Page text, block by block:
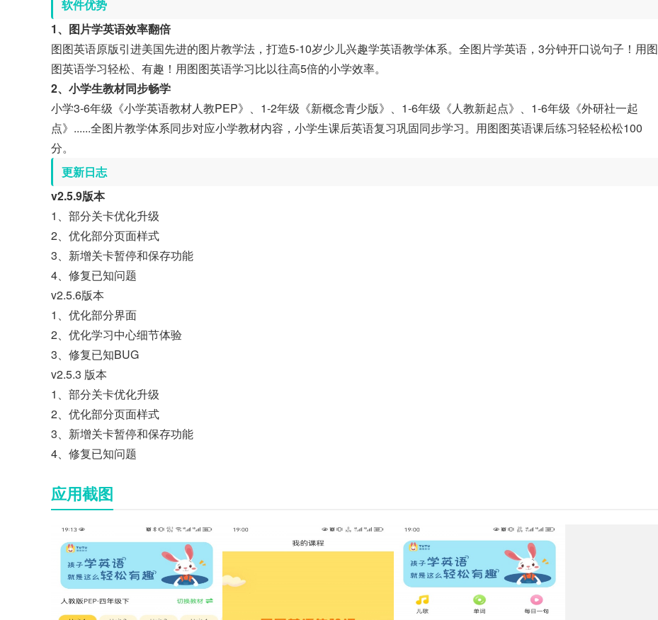
软件优势
1、图片学英语效率翻倍
图图英语原版引进美国先进的图片教学法，打造5-10岁少儿兴趣学英语教学体系。全图片学英语，3分钟开口说句子！用图
图英语学习轻松、有趣！用图图英语学习比以往高5倍的小学效率。
2、小学生教材同步畅学
小学3-6年级《小学英语教材人教PEP》、1-2年级《新概念青少版》、1-6年级《人教新起点》、1-6年级《外研社一起
点》......全图片教学体系同步对应小学教材内容，小学生课后英语复习巩固同步学习。用图图英语课后练习轻轻松松100
分。
更新日志
v2.5.9版本
1、部分关卡优化升级
2、优化部分页面样式
3、新增关卡暂停和保存功能
4、修复已知问题
v2.5.6版本
1、优化部分界面
2、优化学习中心细节体验
3、修复已知BUG
v2.5.3 版本
1、部分关卡优化升级
2、优化部分页面样式
3、新增关卡暂停和保存功能
4、修复已知问题
应用截图